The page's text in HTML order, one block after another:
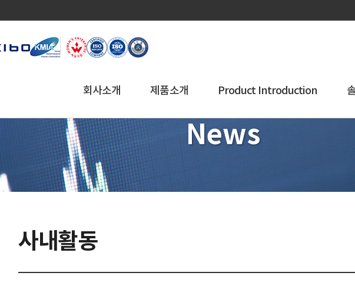
회사소개 제품소개 Product Introduction
News
사내활동